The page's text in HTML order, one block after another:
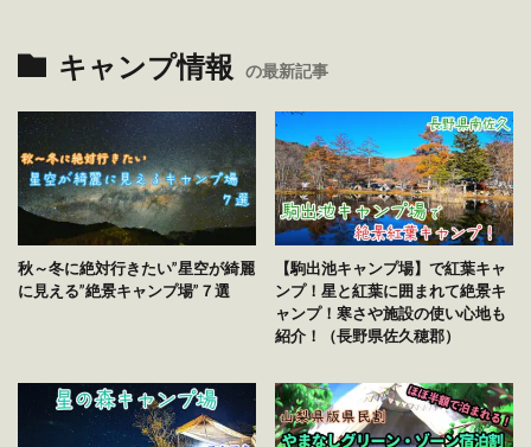
キャンプ情報 の最新記事
秋～冬に絶対行きたい”星空が綺麗
に見える”絶景キャンプ場”７選
【駒出池キャンプ場】で紅葉キャ
ンプ！星と紅葉に囲まれて絶景キ
ャンプ！寒さや施設の使い心地も
紹介！（長野県佐久穂郡）